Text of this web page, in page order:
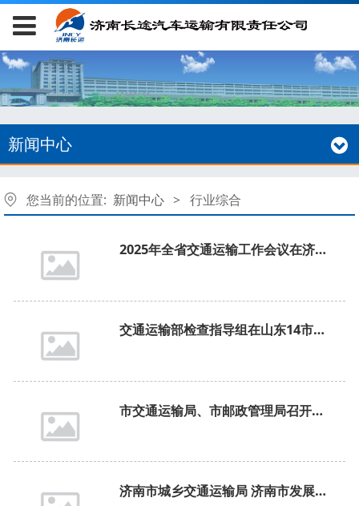
新闻中心
您当前的位置: 新闻中心 > 行业综合
2025年全省交通运输工作会议在济南召开
交通运输部检查指导组在山东14市县明察暗访
市交通运输局、市邮政管理局召开全市客货邮融合发展现场推进会
济南市城乡交通运输局 济南市发展和改革委员会 济南市财政局关于印发《济南市2025年新能源城市公交车及动力电池更新补贴实施细则》的通知